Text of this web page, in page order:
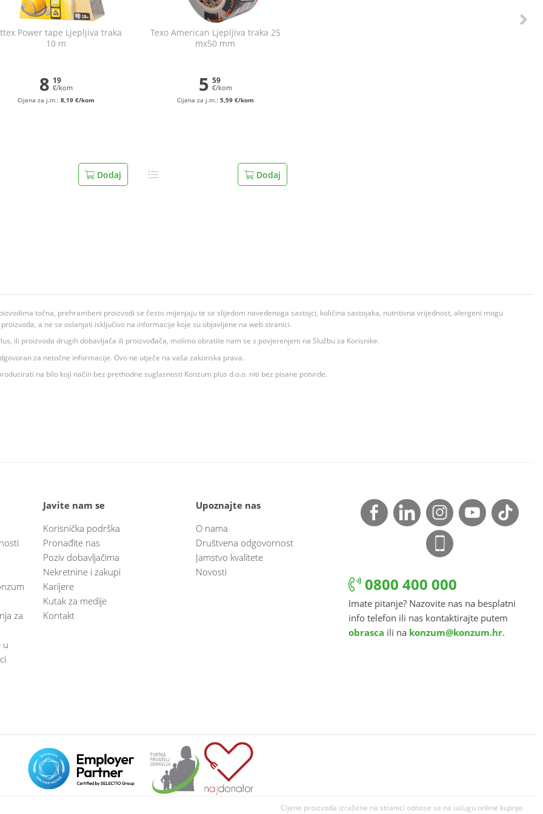
Power tape Ljepljiva traka
10 m
8 19
€/kom
Cijena za j.m.:8,19 €/kom
Dodaj
Texo American Ljepljiva traka 25
mx50 mm
5 59
€/kom
Cijena za j.m.: 5,59 €/kom
Dodaj
točna, prehrambeni proizvodi se često mijenjaju te se slijedom navedenoga sastojci, količina sastojaka, nutritivna vrijednost, alergeni mogu
a ne se oslanjati isključivo na informacije koje su objavljene na web stranici.
ili proizvoda drugih dobavljača ili proizvođača, molimo obratite nam se s povjerenjem na Službu za Korisnike.
za netočne informacije. Ovo ne utječe na vaša zakonska prava.
na bilo koji način bez prethodne suglasnosti Konzum plus d.o.o. niti bez pisane potvrde.
za
u
Javite nam se
Korisnička podrška
Pronađite nas
Poziv dobavljačima
Nekretnine i zakupi
Karijere
Kutak za medije
Kontakt
Upoznajte nas
O nama
Društvena odgovornost
Jamstvo kvalitete
Novosti
0800 400 000
Imate pitanje? Nazovite nas na besplatni
info telefon ili nas kontaktirajte putem
obrasca ili na konzum@konzum.hr.
Cijene proizvoda izražene na stranici odnose se na uslugu online kupnje.